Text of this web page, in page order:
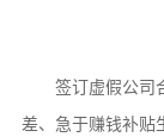
签订虚假公司合
差、急于赚钱补贴